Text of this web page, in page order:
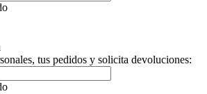
tus pedidos y solicita devoluciones: